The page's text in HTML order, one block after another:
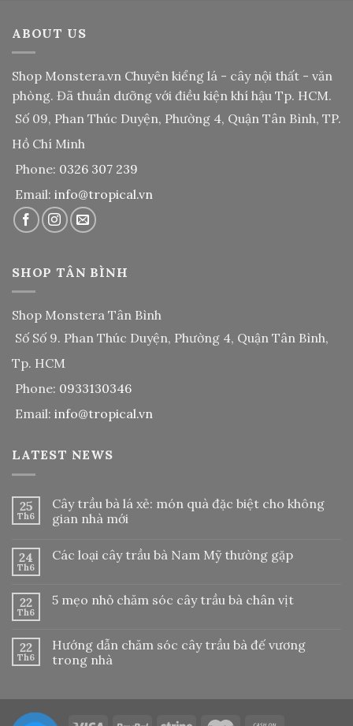
ABOUT US
Shop Monstera.vn Chuyên kiểng lá - cây nội thất - văn
phòng. Đã thuần dưỡng với điều kiện khí hậu Tp. HCM.
Số 09, Phan Thúc Duyện, Phường 4, Quận Tân Bình, TP.
Hồ Chí Minh
Phone: 0326 307 239
Email: info@tropical.vn
SHOP TÂN BÌNH
Shop Monstera Tân Bình
Số Số 9. Phan Thúc Duyện, Phường 4, Quận Tân Bình,
Tp. HCM
Phone: 0933130346
Email: info@tropical.vn
LATEST NEWS
25
Th6
Cây trầu bà lá xẻ: món quà đặc biệt cho không
gian nhà mới
24
Th6
Các loại cây trầu bà Nam Mỹ thường gặp
22
Th6
5 mẹo nhỏ chăm sóc cây trầu bà chân vịt
22
Th6
Hướng dẫn chăm sóc cây trầu bà đế vương
trong nhà